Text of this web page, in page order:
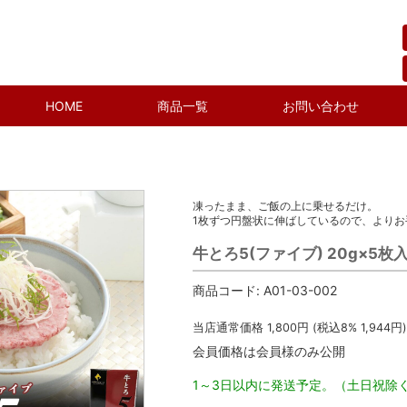
HOME 商品一覧 お問い合わせ
凍ったまま、ご飯の上に乗せるだけ。
1枚ずつ円盤状に伸ばしているので、より
牛とろ5(ファイブ) 20g×5枚
商品コード: A01-03-002
当店通常価格 1,800 円 (税込8% 1,944円)
会員価格は会員様のみ公開
1～3日以内に発送予定。（土日祝除